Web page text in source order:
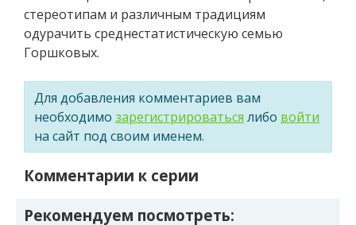
стереотипам и различным традициям
одурачить среднестатистическую семью
Горшковых.
Для добавления комментариев вам
необходимо зарегистрироваться либо войти
на сайт под своим именем.
Комментарии к серии
Рекомендуем посмотреть: